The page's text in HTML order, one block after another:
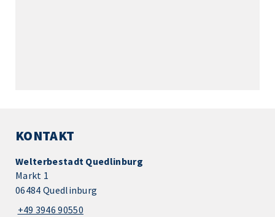
KONTAKT
Welterbestadt Quedlinburg
Markt 1
06484 Quedlinburg
+49 3946 90550